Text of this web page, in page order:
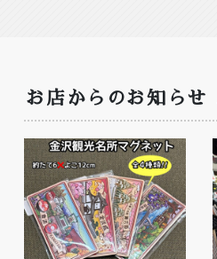
お店からのお知らせ